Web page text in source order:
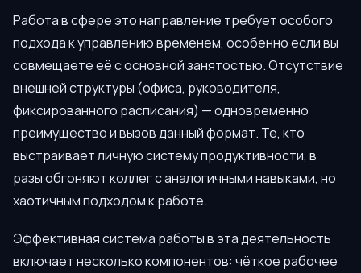
Работа в сфере это направление требует особого
подхода к управлению временем, особенно если вы
совмещаете её с основной занятостью. Отсутствие
внешней структуры (офиса, руководителя,
фиксированного расписания) — одновременно
преимущество и вызов данный формат. Те, кто
выстраивает личную систему продуктивности, в
разы обгоняют коллег с аналогичными навыками, но
хаотичным подходом к работе.
Эффективная система работы в эта деятельность
включает несколько компонентов: чёткое рабочее